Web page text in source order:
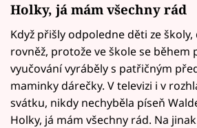
Holky, já mám všechny rád
Když přišly odpoledne děti ze
rovněž, protože ve škole se během
vyučování vyráběly s patřičným
maminky dárečky. V televizi i v
svátku, nikdy nechyběla píseň
Holky, já mám všechny rád. Na